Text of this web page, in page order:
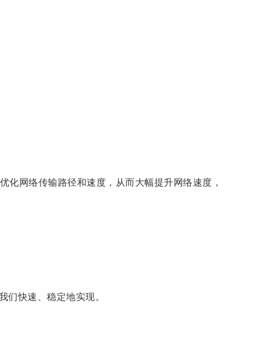
网络传输路径和速度，从而大幅提升网络速度，
快速、稳定地实现。